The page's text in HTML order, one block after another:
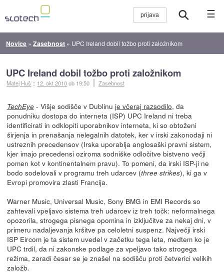
☰
Novice »Zasebnost » UPC Ireland dobil tožbo proti založnikom
UPC Ireland dobil tožbo proti založnikom
Matej Huš :: 12. okt 2010ob 19:50 Zasebnost
TechEye- Višje sodišče v Dublinu je včeraj razsodilo, da
ponudniku dostopa do interneta (ISP) UPC Ireland ni treba
identificirati in odklopiti uporabnikov interneta, ki so obtoženi
širjenja in prenašanja nelegalnih datotek, ker v irski zakonodaji ni
ustreznih precedensov (Irska uporablja anglosaški pravni sistem,
kjer imajo precedensi oziroma sodniške odločitve bistveno večji
pomen kot v kontinentalnem pravu). To pomeni, da irski ISP-ji ne
bodo sodelovali v programu treh udarcev (three strikes), ki ga v
Evropi promovira zlasti Francija.
Warner Music, Universal Music, Sony BMG in EMI Records so
zahtevali vpeljavo sistema treh udarcev iz treh točk: neformalnega
opozorila, strogega pisnega opomina in izključitve za nekaj dni, v
primeru nadaljevanja kršitve pa celoletni suspenz. Največji irski
ISP Eircom je ta sistem uvedel v začetku tega leta, medtem ko je
UPC trdil, da ni zakonske podlage za vpeljavo tako strogega
režima, zaradi česar se je znašel na sodišču proti četverici velikih
založb.